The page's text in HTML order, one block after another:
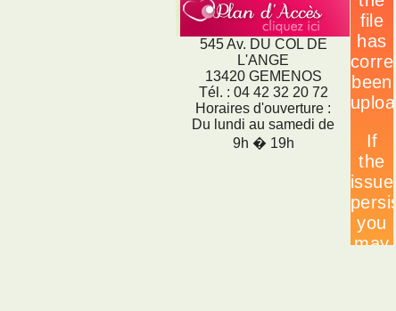
545 Av. DU COL DE
L'ANGE
13420 GEMENOS
Tél. : 04 42 32 20 72
Horaires d'ouverture :
Du lundi au samedi de
9h � 19h